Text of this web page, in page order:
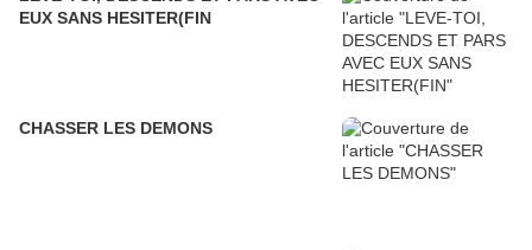
EUX SANS HESITER(FIN
CHASSER LES DEMONS